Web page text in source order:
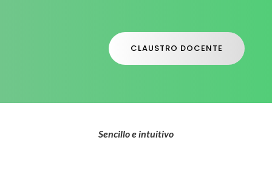
CLAUSTRO DOCENTE
Sencillo e intuitivo